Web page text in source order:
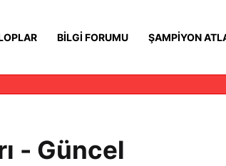
BILGI FORUMU ŞAMPIYON
- Güncel